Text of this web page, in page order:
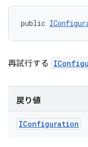
public
再試行する
戻り値
IConfiguration